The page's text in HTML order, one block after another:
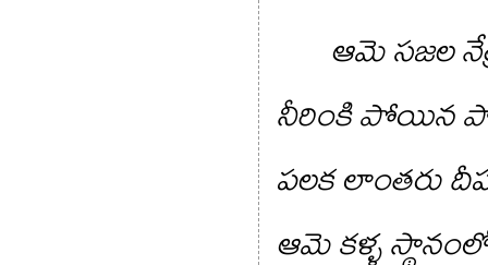
ఆమె సజల
నీరింకి పోయిన
పలక లాంతరు
ఆమె కళ్ళ